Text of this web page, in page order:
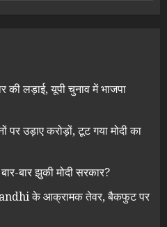
लड़ाई, यूपी चुनाव में भाजपा
उड़ाए करोड़ों, टूट गया मोदी का
बार झुकी मोदी सरकार?
के आक्रामक तेवर, बैकफुट पर